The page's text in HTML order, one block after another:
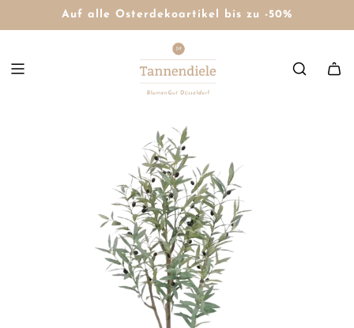
Auf alle Osterdekoartikel bis zu -50%